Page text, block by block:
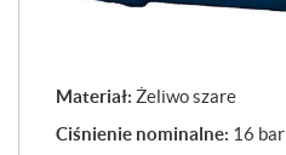
Materiał: Żeliwo szare
Ciśnienie nominalne: 16 bar